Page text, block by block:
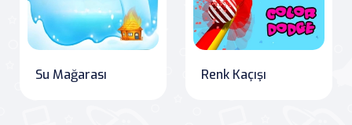
Su Mağarası Renk Kaçışı